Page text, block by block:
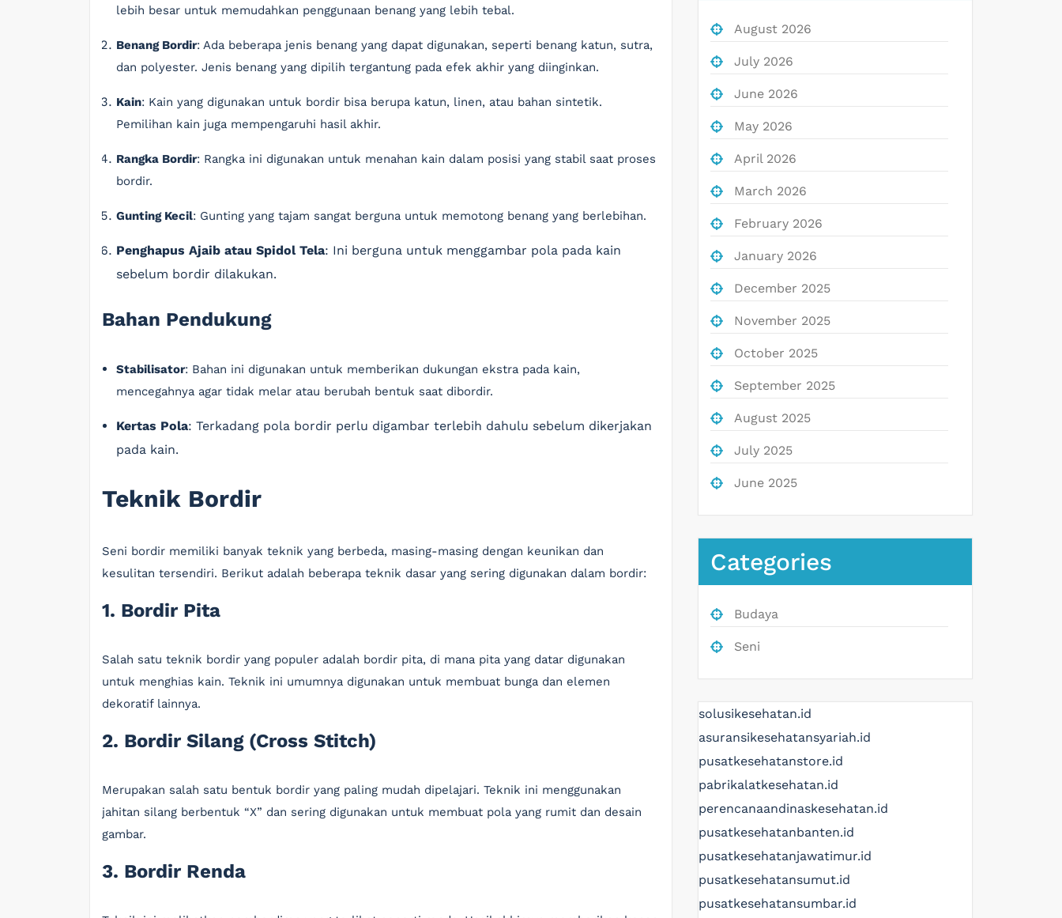
lebih besar untuk memudahkan penggunaan benang yang lebih tebal.
Benang Bordir: Ada beberapa jenis benang yang dapat digunakan, seperti benang katun, sutra,
dan polyester. Jenis benang yang dipilih tergantung pada efek akhir yang diinginkan.
Kain: Kain yang digunakan untuk bordir bisa berupa katun, linen, atau bahan sintetik.
Pemilihan kain juga mempengaruhi hasil akhir.
Rangka Bordir: Rangka ini digunakan untuk menahan kain dalam posisi yang stabil saat proses
bordir.
Gunting Kecil: Gunting yang tajam sangat berguna untuk memotong benang yang berlebihan.
Penghapus Ajaib atau Spidol Tela: Ini berguna untuk menggambar pola pada kain
sebelum bordir dilakukan.
Bahan Pendukung
Stabilisator: Bahan ini digunakan untuk memberikan dukungan ekstra pada kain,
mencegahnya agar tidak melar atau berubah bentuk saat dibordir.
Kertas Pola: Terkadang pola bordir perlu digambar terlebih dahulu sebelum dikerjakan
pada kain.
Teknik Bordir
Seni bordir memiliki banyak teknik yang berbeda, masing-masing dengan keunikan dan
kesulitan tersendiri. Berikut adalah beberapa teknik dasar yang sering digunakan dalam bordir:
1. Bordir Pita
Salah satu teknik bordir yang populer adalah bordir pita, di mana pita yang datar digunakan
untuk menghias kain. Teknik ini umumnya digunakan untuk membuat bunga dan elemen
dekoratif lainnya.
2. Bordir Silang (Cross Stitch)
Merupakan salah satu bentuk bordir yang paling mudah dipelajari. Teknik ini menggunakan
jahitan silang berbentuk “X” dan sering digunakan untuk membuat pola yang rumit dan desain
gambar.
3. Bordir Renda
August 2026
July 2026
June 2026
May 2026
April 2026
March 2026
February 2026
January 2026
December 2025
November 2025
October 2025
September 2025
August 2025
July 2025
June 2025
Categories
Budaya
Seni
solusikesehatan.id
asuransikesehatansyariah.id
pusatkesehatanstore.id
pabrikalatkesehatan.id
perencanaandinaskesehatan.id
pusatkesehatanbanten.id
pusatkesehatanjawatimur.id
pusatkesehatansumut.id
pusatkesehatansumbar.id